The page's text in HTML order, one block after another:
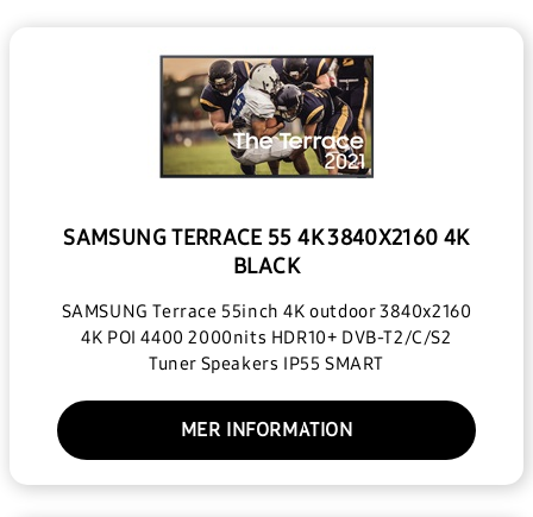
SAMSUNG TERRACE 55 4K 3840X2160 4K
BLACK
SAMSUNG Terrace 55inch 4K outdoor 3840x2160
4K POI 4400 2000nits HDR10+ DVB-T2/C/S2
Tuner Speakers IP55 SMART
MER INFORMATION